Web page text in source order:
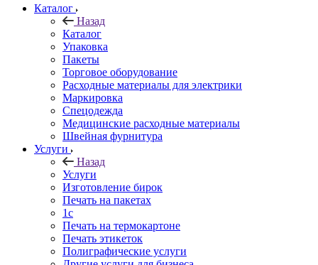
Каталог
Назад
Каталог
Упаковка
Пакеты
Торговое оборудование
Расходные материалы для электрики
Маркировка
Спецодежда
Медицинские расходные материалы
Швейная фурнитура
Услуги
Назад
Услуги
Изготовление бирок
Печать на пакетах
1c
Печать на термокартоне
Печать этикеток
Полиграфические услуги